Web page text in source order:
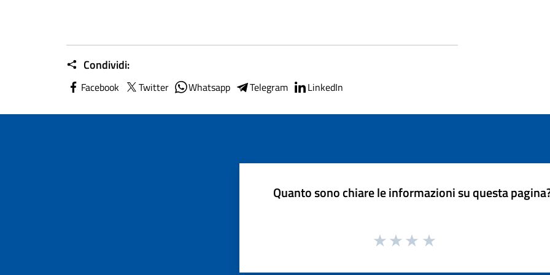
Condividi:
Facebook Twitter Whatsapp Telegram LinkedIn
Quanto sono chiare le informazioni su questa